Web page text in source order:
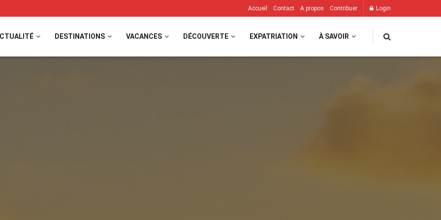
Accueil Contact A propos Contribuer Login
DESTINATIONS VACANCES DÉCOUVERTE EXPATRIATION À SAVOIR